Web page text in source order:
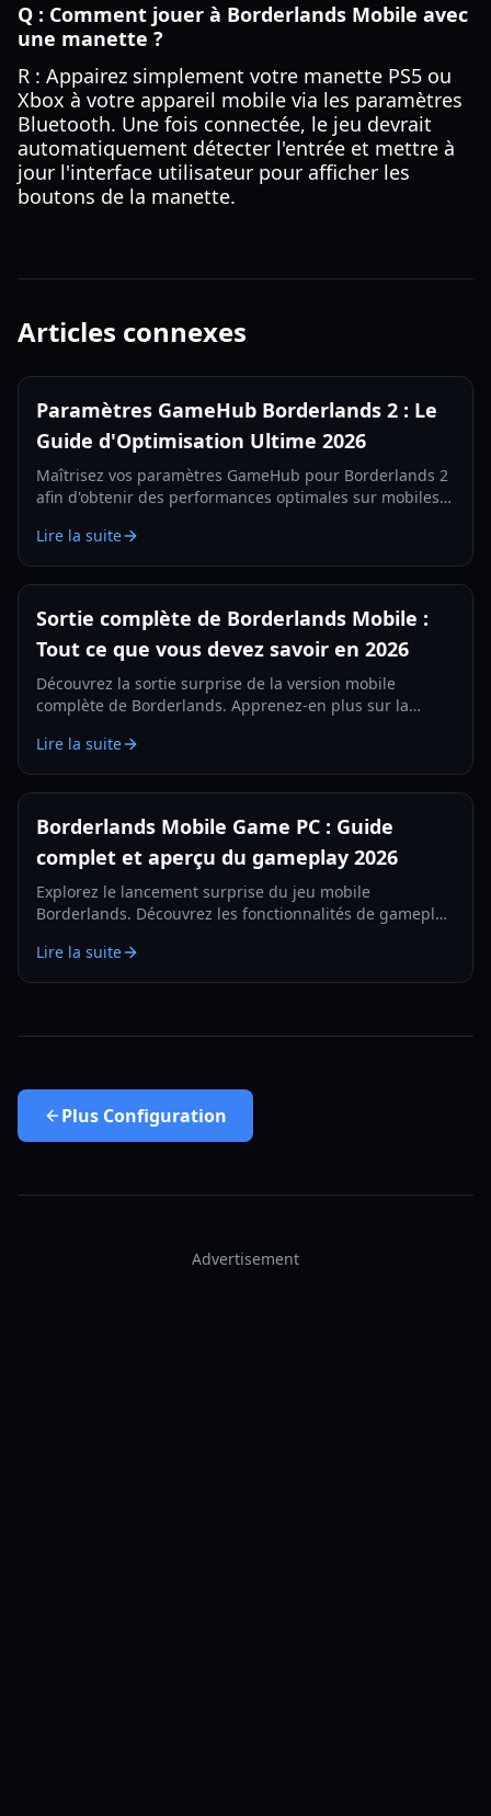
Q : Comment jouer à Borderlands Mobile avec
une manette ?
R : Appairez simplement votre manette PS5 ou
Xbox à votre appareil mobile via les paramètres
Bluetooth. Une fois connectée, le jeu devrait
automatiquement détecter l'entrée et mettre à
jour l'interface utilisateur pour afficher les
boutons de la manette.
Articles connexes
Paramètres GameHub Borderlands 2 : Le
Guide d'Optimisation Ultime 2026
Maîtrisez vos paramètres GameHub pour Borderlands 2
afin d'obtenir des performances optimales sur mobiles
d'optimisation pour les GPU Mali et Adreno.
Lire la suite
Sortie complète de Borderlands Mobile :
Tout ce que vous devez savoir en 2026
Découvrez la sortie surprise de la version mobile
complète de Borderlands. Apprenez-en plus sur la
modes de jeu et comment optimiser votre iPhone pour
la meilleure expérience possible.
Lire la suite
Borderlands Mobile Game PC : Guide
complet et aperçu du gameplay 2026
Explorez le lancement surprise du jeu mobile
Borderlands. Découvrez les fonctionnalités de gameplay,
l'émulation.
Lire la suite
Plus Configuration
Advertisement